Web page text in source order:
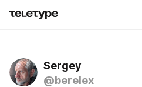
Sergey
@berelex